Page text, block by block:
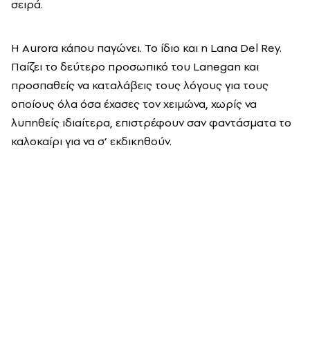
σειρά.
Η Aurora κάπου παγώνει. Το ίδιο και η Lana Del Rey.
Παίζει το δεύτερο προσωπικό του Lanegan και
προσπαθείς να καταλάβεις τους λόγους για τους
οποίους όλα όσα έχασες τον χειμώνα, χωρίς να
λυπηθείς ιδιαίτερα, επιστρέφουν σαν φαντάσματα το
καλοκαίρι για να σ’ εκδικηθούν.